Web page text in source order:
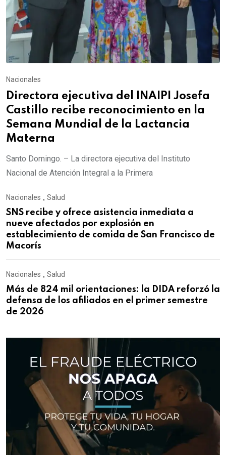
Nacionales
Directora ejecutiva del INAIPI Josefa
Castillo recibe reconocimiento en la
Semana Mundial de la Lactancia
Materna
Santo Domingo. – La directora ejecutiva del Instituto
Nacional de Atención Integral a la Primera
Nacionales , Salud
SNS recibe y ofrece asistencia inmediata a
nueve afectados por explosión en
establecimiento de comida de San Francisco de
Macorís
Nacionales , Salud
Más de 824 mil orientaciones: la DIDA reforzó la
defensa de los afiliados en el primer semestre
de 2026